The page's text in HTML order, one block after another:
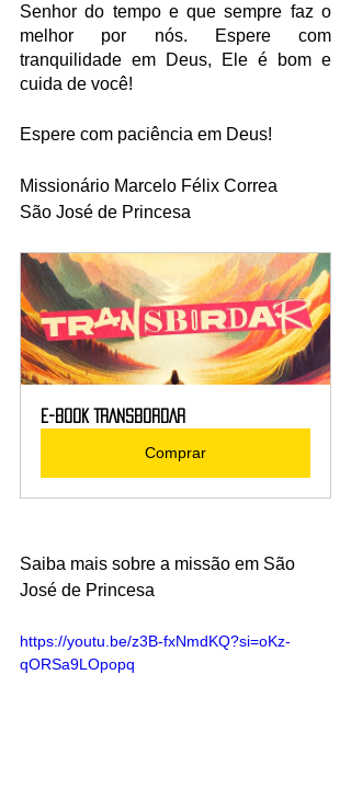
Senhor do tempo e que sempre faz o
melhor por nós. Espere com
tranquilidade em Deus, Ele é bom e
cuida de você!
Espere com paciência em Deus!
Missionário Marcelo Félix Correa
São José de Princesa
E-book TRANSBORDAR
Comprar
Saiba mais sobre a missão em São
José de Princesa
https://youtu.be/z3B-fxNmdKQ?si=oKz-
qORSa9LOpopq